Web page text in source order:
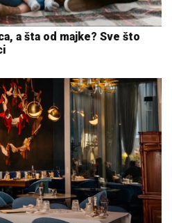
a šta od majke? Sve što